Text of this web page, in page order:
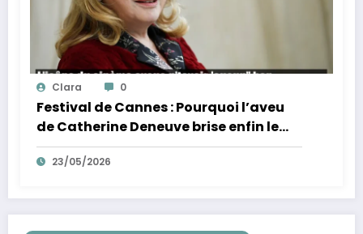
Clara 0
Festival de Cannes : Pourquoi l’aveu
de Catherine Deneuve brise enfin le
mythe de la Croisette
23/05/2026